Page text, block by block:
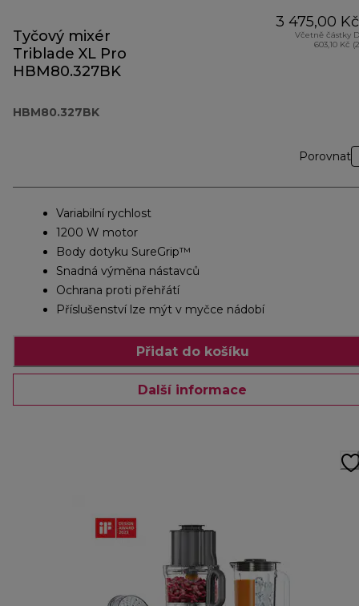
Tyčový mixér
Triblade XL Pro
HBM80.327BK
HBM80.327BK
3 475,00 Kč
Včetně částky
603,10 Kč
Porovnat
Variabilní rychlost
1200 W motor
Body dotyku SureGrip™
Snadná výměna nástavců
Ochrana proti přehřátí
Příslušenství lze mýt v myčce nádobí
Přidat do košíku
Další informace